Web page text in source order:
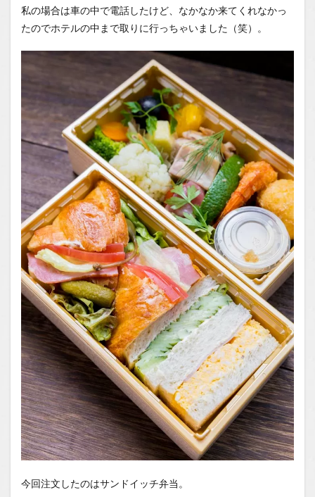
私の場合は車の中で電話したけど、なかなか来てくれなかっ
たのでホテルの中まで取りに行っちゃいました（笑）。
今回注文したのはサンドイッチ弁当。